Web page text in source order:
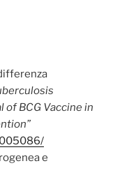
of BCG Vaccine in
e